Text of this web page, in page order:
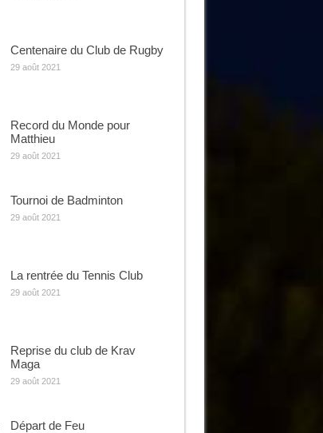
Centenaire du Club de Rugby
29 août 2021
Record du Monde pour
Matthieu
29 août 2021
Tournoi de Badminton
29 août 2021
La rentrée du Tennis Club
29 août 2021
Reprise du club de Krav
Maga
29 août 2021
Départ de Feu